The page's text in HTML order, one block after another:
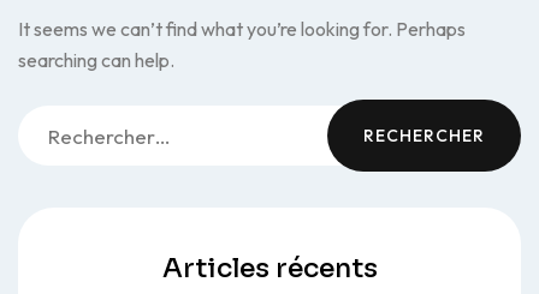
It seems we can’t find what you’re looking for. Perhaps
searching can help.
Articles récents